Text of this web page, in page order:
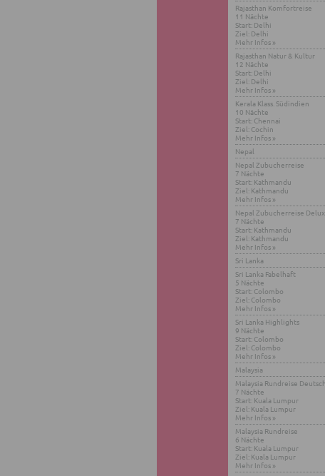
Ra­jast­han Kom­fort­rei­se
11 Näch­te
Start: Delhi
Ziel: Delhi
Mehr Infos »
Ra­jast­han Natur & Kul­tur
12 Näch­te
Start: Delhi
Ziel: Delhi
Mehr Infos »
Ke­ra­la Klass. Süd­in­di­en
10 Näch­te
Start: Chen­nai
Ziel: Co­chin
Mehr Infos »
Nepal
Nepal Zu­bu­cher­rei­se
7 Näch­te
Start: Kath­man­du
Ziel: Kath­man­du
Mehr Infos »
Nepal Zu­bu­cher­rei­se
7 Näch­te
Start: Kath­man­du
Ziel: Kath­man­du
Mehr Infos »
Sri Lanka
Sri Lanka Fa­bel­haft
5 Näch­te
Start: Co­lom­bo
Ziel: Co­lom­bo
Mehr Infos »
Sri Lanka High­lights
9 Näch­te
Start: Co­lom­bo
Ziel: Co­lom­bo
Mehr Infos »
Ma­lay­sia
Ma­lay­sia Rund­rei­se Deutsch
7 Näch­te
Start: Kuala Lum­pur
Ziel: Kuala Lum­pur
Mehr Infos »
Ma­lay­sia Rund­rei­se
6 Näch­te
Start: Kuala Lum­pur
Ziel: Kuala Lum­pur
Mehr Infos »